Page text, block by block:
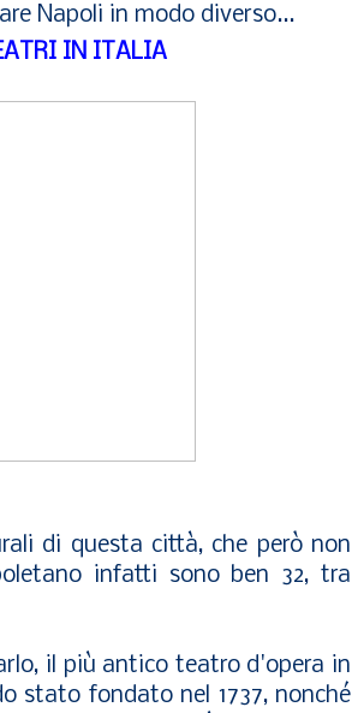
Napoli in modo diverso...
IN ITALIA
di questa città, che però non
infatti sono ben 32, tra
, il più antico teatro d'opera in
stato fondato nel 1737, nonché